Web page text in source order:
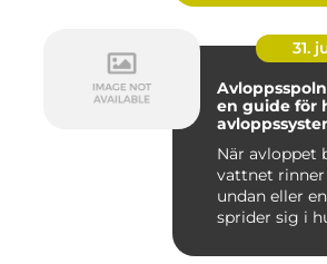
31.
en guide för
När avloppet
vattnet
undan eller
sprider sig i